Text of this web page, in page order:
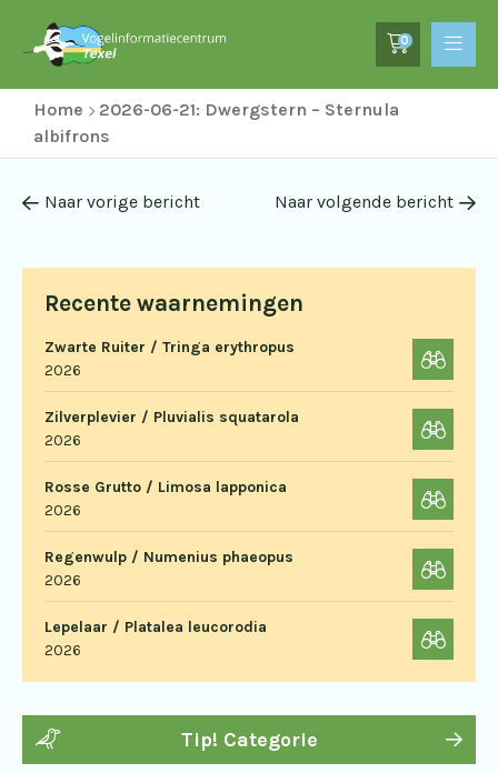
0
Home
2026-06-21: Dwergstern – Sternula
albifrons
Recente waarnemingen
Zwarte Ruiter / Tringa erythropus
2026
Zilverplevier / Pluvialis squatarola
2026
Rosse Grutto / Limosa lapponica
2026
Regenwulp / Numenius phaeopus
2026
Lepelaar / Platalea leucorodia
2026
Tip! Categorie
Naar vorige bericht Naar volgende bericht